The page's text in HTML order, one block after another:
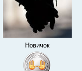
Новичок